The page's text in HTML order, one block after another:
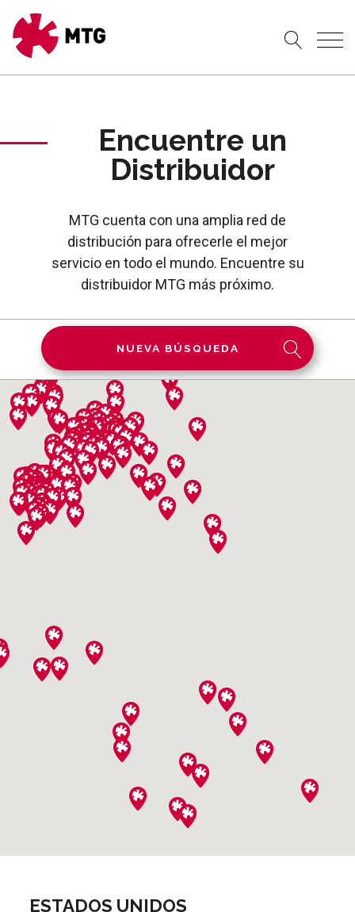
Encuentre un
Distribuidor
MTG cuenta con una amplia red de
distribución para ofrecerle el mejor
servicio en todo el mundo. Encuentre su
distribuidor MTG más próximo.
NUEVA BÚSQUEDA
ESTADOS UNIDOS